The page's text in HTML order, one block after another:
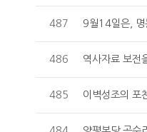
487 9월14일은, 명
486 역사자료 보전
485 이벽성조의 포